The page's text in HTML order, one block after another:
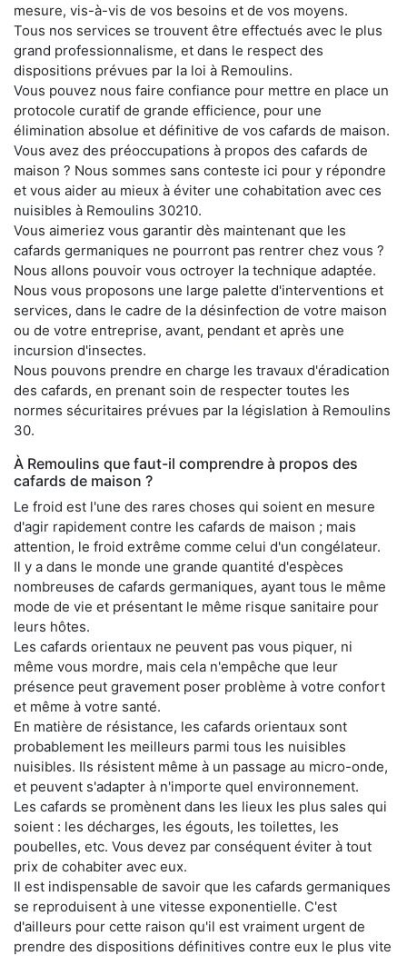
mesure, vis-à-vis de vos besoins et de vos moyens.
Tous nos services se trouvent être effectués avec le plus
grand professionnalisme, et dans le respect des
dispositions prévues par la loi à Remoulins.
Vous pouvez nous faire confiance pour mettre en place un
protocole curatif de grande efficience, pour une
élimination absolue et définitive de vos cafards de maison.
Vous avez des préoccupations à propos des cafards de
maison ? Nous sommes sans conteste ici pour y répondre
et vous aider au mieux à éviter une cohabitation avec ces
nuisibles à Remoulins 30210.
Vous aimeriez vous garantir dès maintenant que les
cafards germaniques ne pourront pas rentrer chez vous ?
Nous allons pouvoir vous octroyer la technique adaptée.
Nous vous proposons une large palette d'interventions et
services, dans le cadre de la désinfection de votre maison
ou de votre entreprise, avant, pendant et après une
incursion d'insectes.
Nous pouvons prendre en charge les travaux d'éradication
des cafards, en prenant soin de respecter toutes les
normes sécuritaires prévues par la législation à Remoulins
30.
À Remoulins que faut-il comprendre à propos des
cafards de maison ?
Le froid est l'une des rares choses qui soient en mesure
d'agir rapidement contre les cafards de maison ; mais
attention, le froid extrême comme celui d'un congélateur.
Il y a dans le monde une grande quantité d'espèces
nombreuses de cafards germaniques, ayant tous le même
mode de vie et présentant le même risque sanitaire pour
leurs hôtes.
Les cafards orientaux ne peuvent pas vous piquer, ni
même vous mordre, mais cela n'empêche que leur
présence peut gravement poser problème à votre confort
et même à votre santé.
En matière de résistance, les cafards orientaux sont
probablement les meilleurs parmi tous les nuisibles
nuisibles. Ils résistent même à un passage au micro-onde,
et peuvent s'adapter à n'importe quel environnement.
Les cafards se promènent dans les lieux les plus sales qui
soient : les décharges, les égouts, les toilettes, les
poubelles, etc. Vous devez par conséquent éviter à tout
prix de cohabiter avec eux.
Il est indispensable de savoir que les cafards germaniques
se reproduisent à une vitesse exponentielle. C'est
d'ailleurs pour cette raison qu'il est vraiment urgent de
prendre des dispositions définitives contre eux le plus vite